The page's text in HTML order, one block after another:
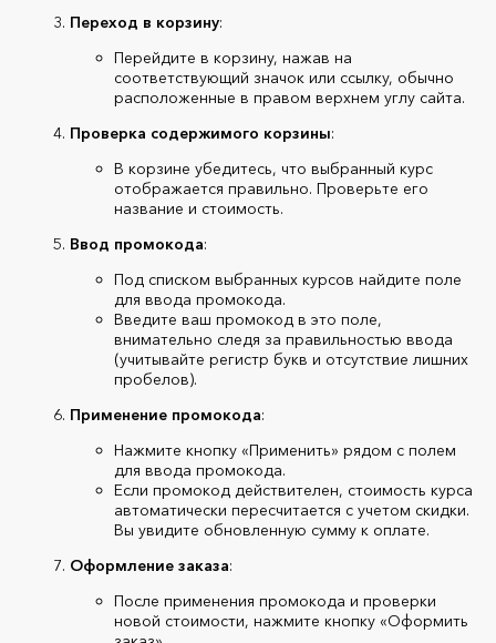
Переход в корзину:
Перейдите в корзину, нажав на
соответствующий значок или ссылку, обычно
расположенные в правом верхнем углу сайта.
Проверка содержимого корзины:
В корзине убедитесь, что выбранный курс
отображается правильно. Проверьте его
название и стоимость.
Ввод промокода:
Под списком выбранных курсов найдите поле
для ввода промокода.
Введите ваш промокод в это поле,
внимательно следя за правильностью ввода
(учитывайте регистр букв и отсутствие лишних
пробелов).
Применение промокода:
Нажмите кнопку «Применить» рядом с полем
для ввода промокода.
Если промокод действителен, стоимость курса
автоматически пересчитается с учетом скидки.
Вы увидите обновленную сумму к оплате.
Оформление заказа:
После применения промокода и проверки
новой стоимости, нажмите кнопку «Оформить